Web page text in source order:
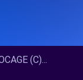
(C)...